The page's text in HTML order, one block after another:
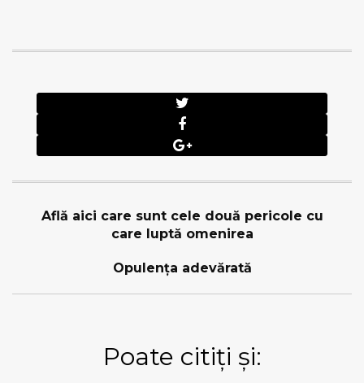
Află aici care sunt cele două pericole cu
care luptă omenirea
Opulența adevărată
Poate citiți și: